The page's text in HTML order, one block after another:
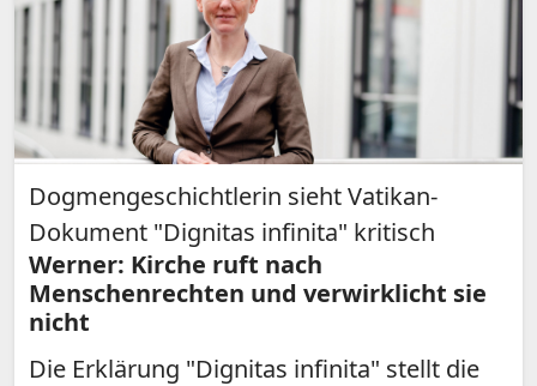
Dogmengeschichtlerin sieht Vatikan-
Dokument "Dignitas infinita" kritisch
Werner: Kirche ruft nach
Menschenrechten und verwirklicht sie
nicht
Die Erklärung "Dignitas infinita" stellt die